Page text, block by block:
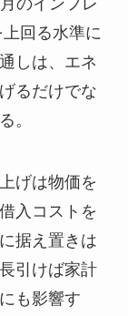
回る水準に
しは、エネ
るだけでな
。
げは物価を
入コストを
据え置きは
引けば家計
も影響す